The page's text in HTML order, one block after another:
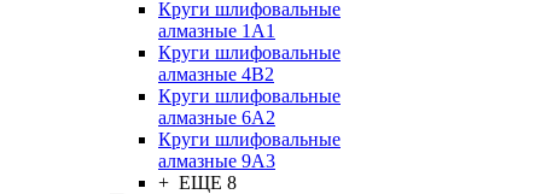
Круги шлифовальные
алмазные 1А1
Круги шлифовальные
алмазные 4В2
Круги шлифовальные
алмазные 6A2
Круги шлифовальные
алмазные 9А3
+ ЕЩЕ 8